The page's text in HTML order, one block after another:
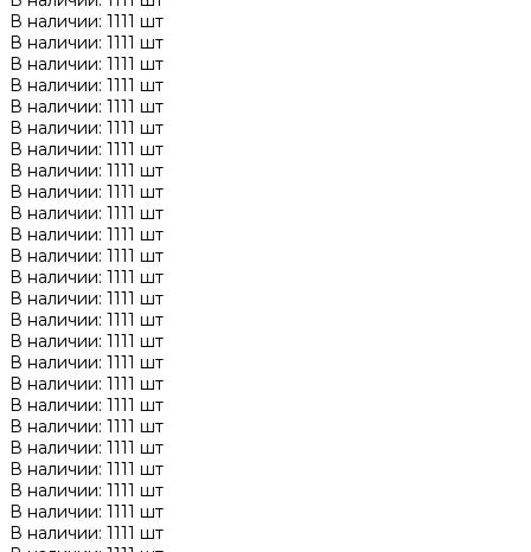
В наличии: 1111 шт
В наличии: 1111 шт
В наличии: 1111 шт
В наличии: 1111 шт
В наличии: 1111 шт
В наличии: 1111 шт
В наличии: 1111 шт
В наличии: 1111 шт
В наличии: 1111 шт
В наличии: 1111 шт
В наличии: 1111 шт
В наличии: 1111 шт
В наличии: 1111 шт
В наличии: 1111 шт
В наличии: 1111 шт
В наличии: 1111 шт
В наличии: 1111 шт
В наличии: 1111 шт
В наличии: 1111 шт
В наличии: 1111 шт
В наличии: 1111 шт
В наличии: 1111 шт
В наличии: 1111 шт
В наличии: 1111 шт
В наличии: 1111 шт